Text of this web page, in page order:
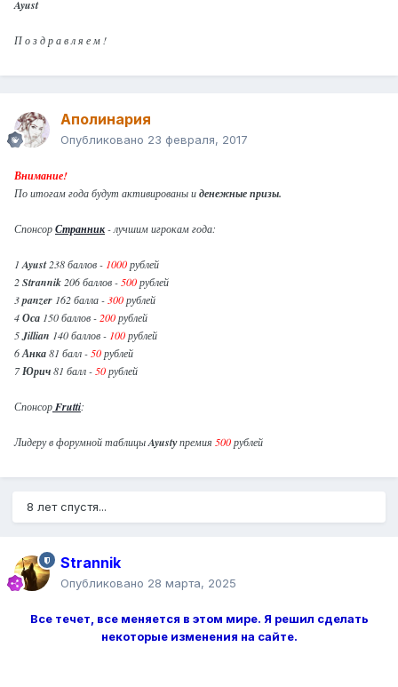
Ayust
П о з д р а в л я е м !
Аполинария
Опубликовано 23 февраля, 2017
Внимание!
По итогам года будут активированы иденежные призы.
СпонсорСтранник- лучшим игрокам года:
1Ayust238 баллов - 1000рублей
2Strannik206 баллов -500рублей
3panzer 162 балла -300рублей
4Оса 150 баллов -200рублей
5Jillian 140 баллов - 100рублей
6Анка81 балл -50рублей
7Юрич81 балл -50рублей
СпонсорFrutti:
Лидеру в форумной таблицыAyustупремия 500рублей
8 лет спустя...
Strannik
Опубликовано 28 марта, 2025
Все течет, все меняется в этом мире. Я решил сделать
некоторые изменения на сайте.